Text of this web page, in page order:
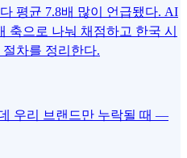
평균 7.8배 많이 언급됐다. AI
축으로 나눠 채점하고 한국 시
차를 정리한다.
우리 브랜드만 누락될 때 —